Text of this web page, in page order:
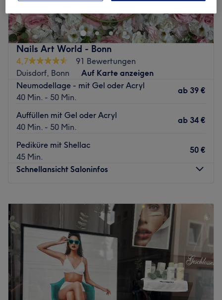
Nails Art World - Bonn
4,7
91 Bewertungen
Duisdorf, Bonn
Auf Karte anzeigen
Neumodellage - mit Gel oder Acryl
40 Min. - 50 Min.
ab 39 €
Auffüllen mit Gel oder Acryl
40 Min. - 50 Min.
ab 34 €
Pediküre mit Shellac
45 Min.
50 €
Schnellansicht Saloninfos
08:30 –18:30
08:30– 18:30
Donnerstag
08:30–
Freitag
08:30–
Samstag
16:00
Geschlossen
Hast du Lust auf bunte, ausgefallene Fingernägel oder